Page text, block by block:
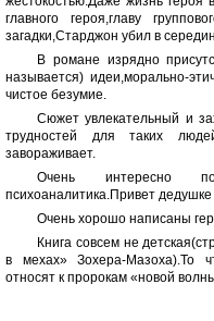
главного героя,главу
загадки,Старджон убил в
В романе изрядно
называется) идеи,морально-
чистое безумие.
Сюжет увлекательный и
трудностей для таких
завораживает.
Очень интересно
психоаналитика.Привет
Очень хорошо написаны
Книга совсем не
в мехах» Зохера-Мазоха).То
относят к пророкам «новой